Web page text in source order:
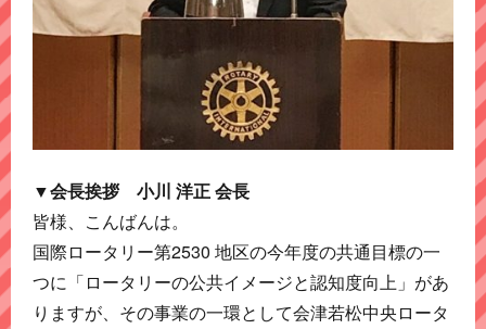
▼会長挨拶 小川 洋正 会長
皆様、こんばんは。
国際ロータリー第2530 地区の今年度の共通目標の一
つに「ロータリーの公共イメージと認知度向上」があ
りますが、その事業の一環として会津若松中央ロータ